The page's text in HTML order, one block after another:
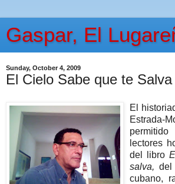
Gaspar, El
Sunday, October 4, 2009
El Cielo Sabe que te Salva
El
lectores
del libro
salva, del
cubano,